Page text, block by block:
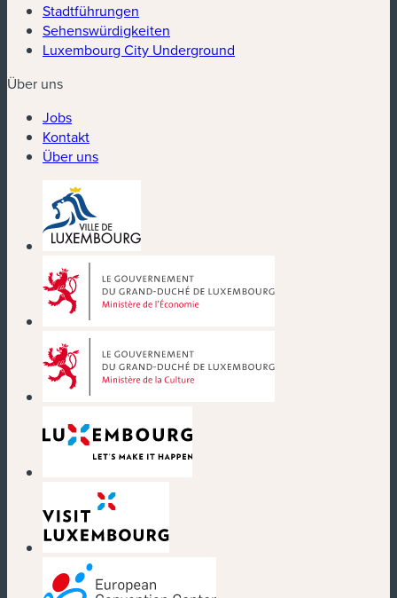
Stadtführungen
Sehenswürdigkeiten
Luxembourg City Underground
Über uns
Jobs
Kontakt
Über uns